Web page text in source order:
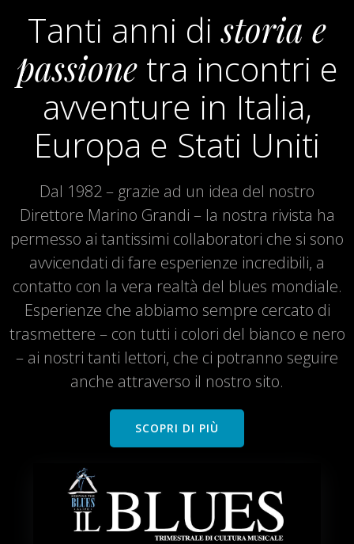
Tanti anni distoria e
passionetra incontri e
avventure in Italia,
Europa e Stati Uniti
Dal 1982 – grazie ad un idea del nostro
Direttore Marino Grandi – la nostra rivista ha
permesso ai tantissimi collaboratori che si sono
avvicendati di fare esperienze incredibili, a
contatto con la vera realtà del blues mondiale.
Esperienze che abbiamo sempre cercato di
trasmettere – con tutti i colori del bianco e nero
– ai nostri tanti lettori, che ci potranno seguire
anche attraverso il nostro sito.
SCOPRI DI PIÙ